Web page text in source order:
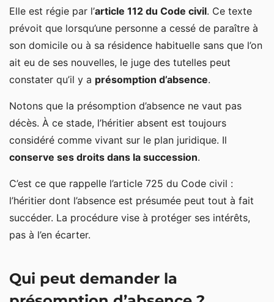
Elle est régie par l’article 112 du Code civil. Ce texte
prévoit que lorsqu’une personne a cessé de paraître à
son domicile ou à sa résidence habituelle sans que l’on
ait eu de ses nouvelles, le juge des tutelles peut
constater qu’il y a présomption d’absence.
Notons que la présomption d’absence ne vaut pas
décès. À ce stade, l’héritier absent est toujours
considéré comme vivant sur le plan juridique. Il
conserve ses droits dans la succession.
C’est ce que rappelle l’article 725 du Code civil :
l’héritier dont l’absence est présumée peut tout à fait
succéder. La procédure vise à protéger ses intérêts,
pas à l’en écarter.
Qui peut demander la